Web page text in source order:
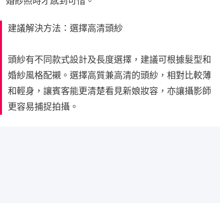
建議解決方法：選擇高清頭紗
頭紗有不同款式設計及長度選擇，建議可根據髮型和
婚紗風格配襯。選擇高質兼高清的頭紗，相對比較薄
和輕身，讓賓客能更清楚看見新娘妝容，亦讓攝影師
更容易捕捉拍攝。